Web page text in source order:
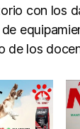
con los
de los